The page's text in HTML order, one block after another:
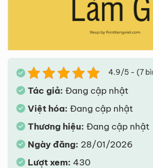
4.9/5 - (7
Tác giả: Đang cập nhật
Việt hóa: Đang cập nhật
Thương hiệu: Đang cập nhật
Ngày đăng: 28/01/2026
Lượt xem: 430